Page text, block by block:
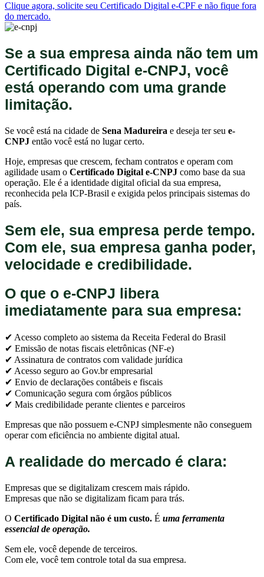
Clique agora, solicite seu Certificado Digital e-CPF e não fique fora
do mercado.
Se a sua empresa ainda não tem um
Certificado Digital e-CNPJ, você
está operando com uma grande
limitação.
Se você está na cidade de Sena Madureira e deseja ter seu e-
CNPJ então você está no lugar certo.
Hoje, empresas que crescem, fecham contratos e operam com
agilidade usam o Certificado Digital e-CNPJ como base da sua
operação. Ele é a identidade digital oficial da sua empresa,
reconhecida pela ICP-Brasil e exigida pelos principais sistemas do
país.
Sem ele, sua empresa perde tempo.
Com ele, sua empresa ganha poder,
velocidade e credibilidade.
O que o e-CNPJ libera
imediatamente para sua empresa:
✔ Acesso completo ao sistema da Receita Federal do Brasil
✔ Emissão de notas fiscais eletrônicas (NF-e)
✔ Assinatura de contratos com validade jurídica
✔ Acesso seguro ao Gov.br empresarial
✔ Envio de declarações contábeis e fiscais
✔ Comunicação segura com órgãos públicos
✔ Mais credibilidade perante clientes e parceiros
Empresas que não possuem e-CNPJ simplesmente não conseguem
operar com eficiência no ambiente digital atual.
A realidade do mercado é clara:
Empresas que se digitalizam crescem mais rápido.
Empresas que não se digitalizam ficam para trás.
O Certificado Digital não é um custo. É uma ferramenta
essencial de operação.
Sem ele, você depende de terceiros.
Com ele, você tem controle total da sua empresa.